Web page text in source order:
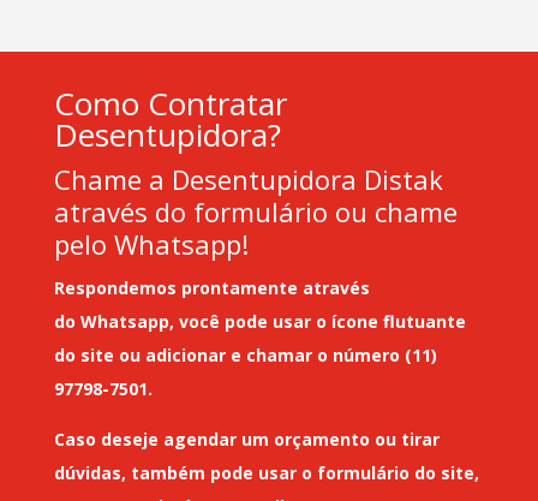
Como Contratar
Desentupidora?
Chame a Desentupidora Distak
através do formulário ou chame
pelo Whatsapp!
Respondemos prontamente através
do Whatsapp, você pode usar o ícone flutuante
do site ou adicionar e chamar o número (11)
97798-7501.
Caso deseje agendar um orçamento ou tirar
dúvidas, também pode usar o formulário do site,